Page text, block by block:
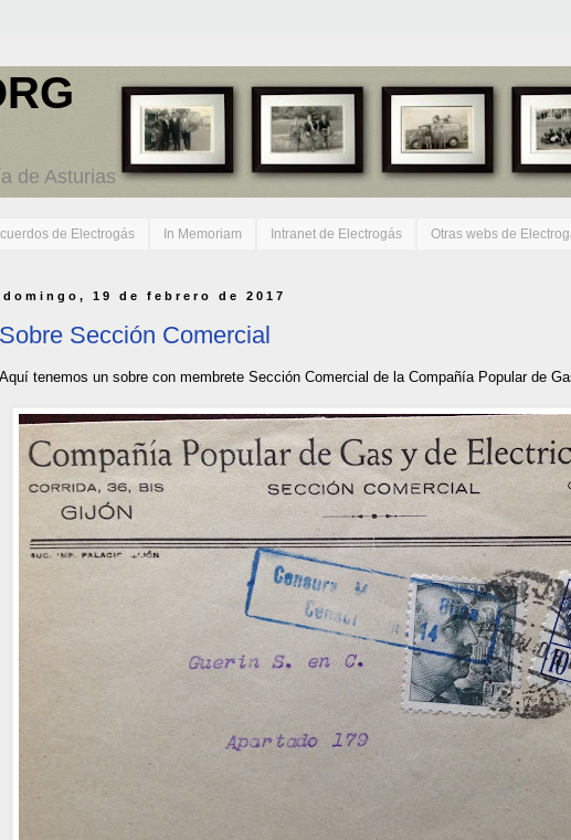
de Asturias
de Electrogás In Memoriam Intranet de Electrogás Otras webs de
domingo, 19 de febrero de 2017
Sobre Sección Comercial
Aquí tenemos un sobre con membrete Sección Comercial de la Compañía Popular de